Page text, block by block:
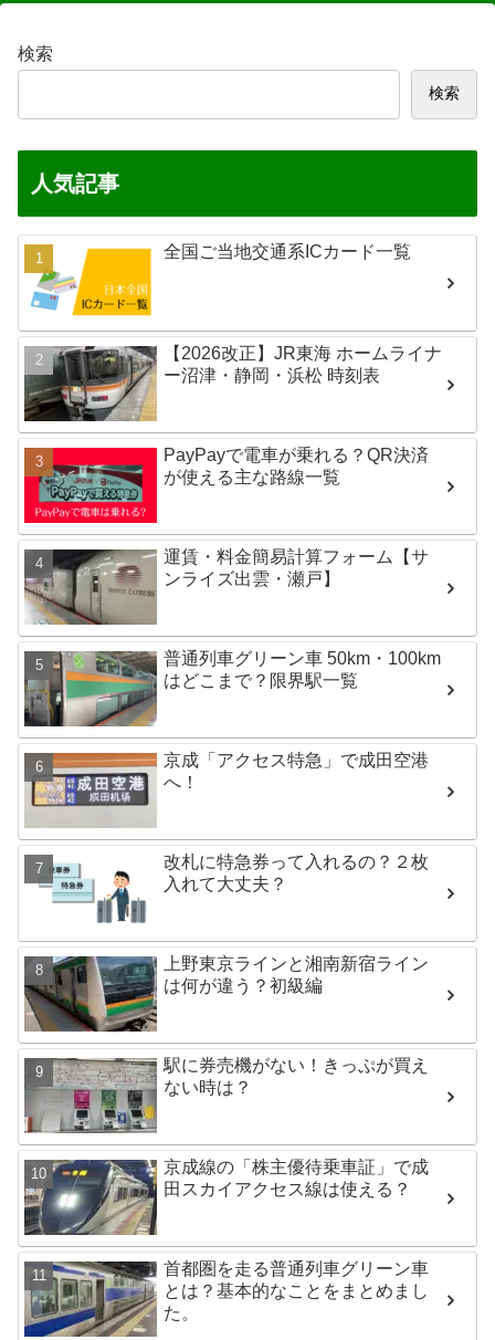
検索
検索
人気記事
全国ご当地交通系ICカード一覧
【2026改正】JR東海 ホームライナ
ー沼津・静岡・浜松 時刻表
PayPayで電車が乗れる？QR決済
が使える主な路線一覧
運賃・料金簡易計算フォーム【サ
ンライズ出雲・瀬戸】
普通列車グリーン車 50km・100km
はどこまで？限界駅一覧
京成「アクセス特急」で成田空港
へ！
改札に特急券って入れるの？２枚
入れて大丈夫？
上野東京ラインと湘南新宿ライン
は何が違う？初級編
駅に券売機がない！きっぷが買え
ない時は？
京成線の「株主優待乗車証」で成
田スカイアクセス線は使える？
首都圏を走る普通列車グリーン車
とは？基本的なことをまとめまし
た。